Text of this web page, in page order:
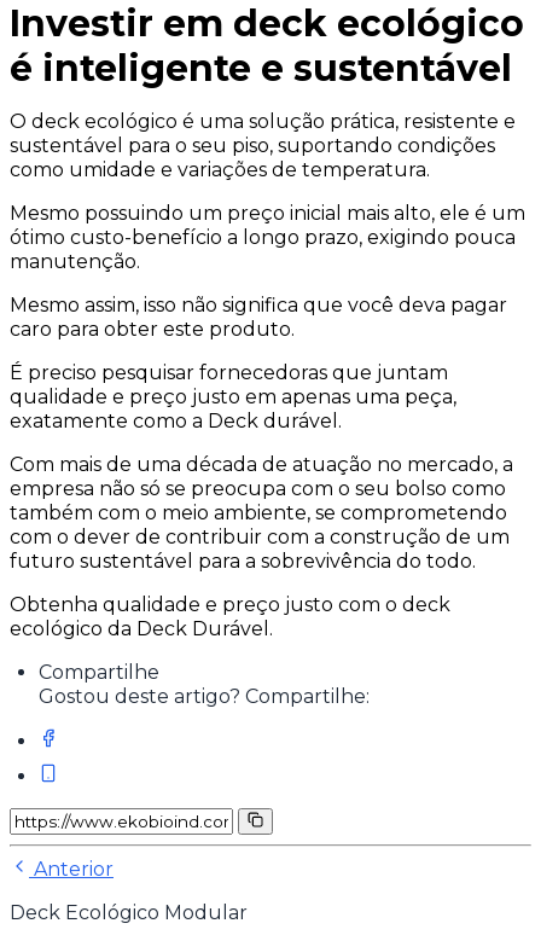
Investir em deck ecológico
é inteligente e sustentável
O deck ecológico é uma solução prática, resistente e
sustentável para o seu piso, suportando condições
como umidade e variações de temperatura.
Mesmo possuindo um preço inicial mais alto, ele é um
ótimo custo-benefício a longo prazo, exigindo pouca
manutenção.
Mesmo assim, isso não significa que você deva pagar
caro para obter este produto.
É preciso pesquisar fornecedoras que juntam
qualidade e preço justo em apenas uma peça,
exatamente como a Deck durável.
Com mais de uma década de atuação no mercado, a
empresa não só se preocupa com o seu bolso como
também com o meio ambiente, se comprometendo
com o dever de contribuir com a construção de um
futuro sustentável para a sobrevivência do todo.
Obtenha qualidade e preço justo com o deck
ecológico da Deck Durável.
Compartilhe
Gostou deste artigo? Compartilhe:
Anterior
Deck Ecológico Modular